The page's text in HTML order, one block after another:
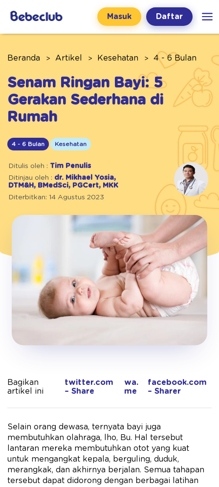
Masuk Daftar
Beranda Artikel Kesehatan 4 - 6 Bulan
Senam Ringan Bayi: 5
Gerakan Sederhana di
Rumah
4 - 6 Bulan Kesehatan
Ditulis oleh : Tim Penulis
Ditinjau oleh : dr. Mikhael Yosia,
DTM&H, BMedSci, PGCert, MKK
Diterbitkan: 14 Agustus 2023
Bagikan
artikel ini
twitter.com
– Share
wa.
me
facebook.com
– Sharer
Selain orang dewasa, ternyata bayi juga
membutuhkan olahraga, lho, Bu. Hal tersebut
lantaran mereka membutuhkan otot yang kuat
untuk mengangkat kepala, berguling, duduk,
merangkak, dan akhirnya berjalan. Semua tahapan
tersebut dapat didorong dengan berbagai latihan